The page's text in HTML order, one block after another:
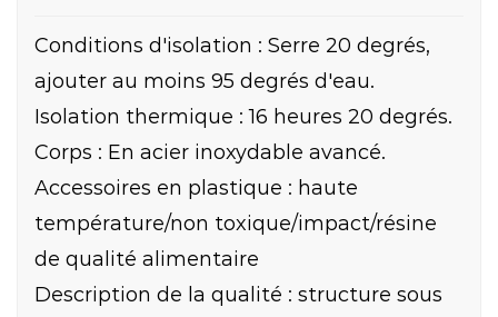
Conditions d'isolation : Serre 20 degrés,
ajouter au moins 95 degrés d'eau.
Isolation thermique : 16 heures 20 degrés.
Corps : En acier inoxydable avancé.
Accessoires en plastique : haute
température/non toxique/impact/résine
de qualité alimentaire
Description de la qualité : structure sous